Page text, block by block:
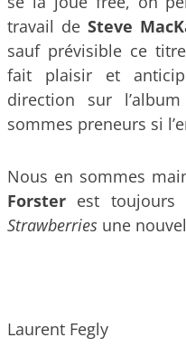
travail de Steve
sauf prévisible ce
fait plaisir et
direction sur
sommes preneurs si
Nous en sommes
Forster est
Strawberries une
Laurent Fegly